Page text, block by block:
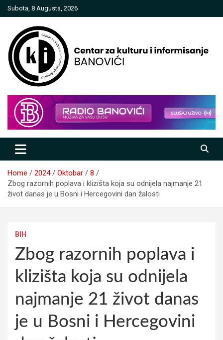
Skip
to
Subota, 8 Augusta, 2026
Centar za kulturu i informisanje
Banovići
Home 2024 Oktobar
8
Zbog razornih poplava i klizišta koja su odnijela najmanje 21
život danas je u Bosni i Hercegovini dan žalosti
BIH
Zbog razornih poplava i
klizišta koja su odnijela
najmanje 21 život danas
je u Bosni i Hercegovini